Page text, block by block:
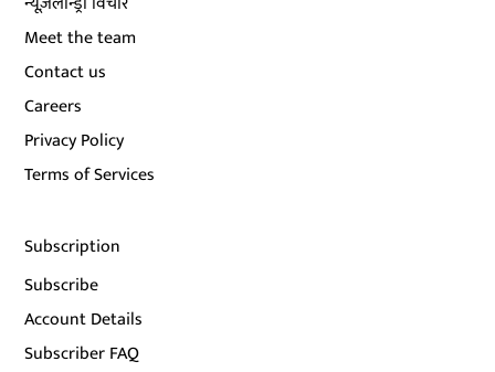
Meet the team
Contact us
Careers
Privacy Policy
Terms of Services
Subscription
Subscribe
Account Details
Subscriber FAQ